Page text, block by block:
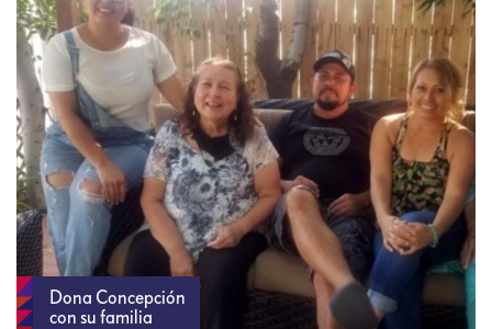
Dona Concepción
con su familia